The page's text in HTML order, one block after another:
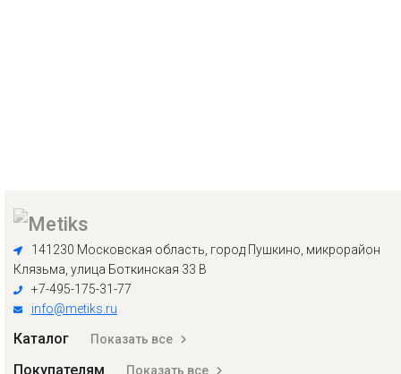
141230 Московская область, город Пушкино, микрорайон
Клязьма, улица Боткинская 33 В
+7-495-175-31-77
info@metiks.ru
Каталог Показать все
Покупателям Показать все